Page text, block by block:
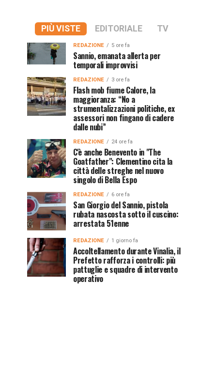
PIÙ VISTE EDITORIALE TV
REDAZIONE 5 ore fa
Sannio, emanata allerta per
temporali improvvisi
REDAZIONE 3 ore fa
Flash mob fiume Calore, la
maggioranza: “No a
strumentalizzazioni politiche, ex
assessori non fingano di cadere
dalle nubi”
REDAZIONE 24 ore fa
C'è anche Benevento in "The
Goatfather": Clementino cita la
città delle streghe nel nuovo
singolo di Bella Espo
REDAZIONE 6 ore fa
San Giorgio del Sannio, pistola
rubata nascosta sotto il cuscino:
arrestata 51enne
REDAZIONE 1 giorno fa
Accoltellamento durante Vinalia, il
Prefetto rafforza i controlli: più
pattuglie e squadre di intervento
operativo